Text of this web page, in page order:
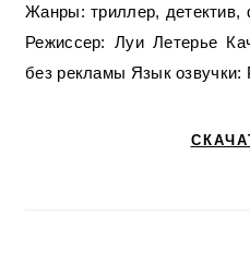
Жанры: триллер, детектив,
Режиссер: Луи Летерье
без рекламы Язык озвучки: